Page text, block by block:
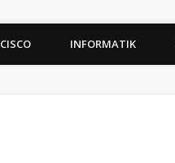
CISCO INFORMATIK